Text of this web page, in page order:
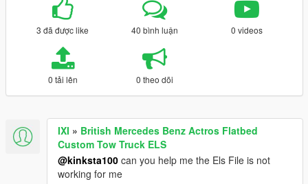
3 đã được like 40 bình luận 0 videos
0 tải lên 0 theo dõi
IXI » British Mercedes Benz Actros Flatbed
Custom Tow Truck ELS
@kinksta100 can you help me the Els File is not
working for me